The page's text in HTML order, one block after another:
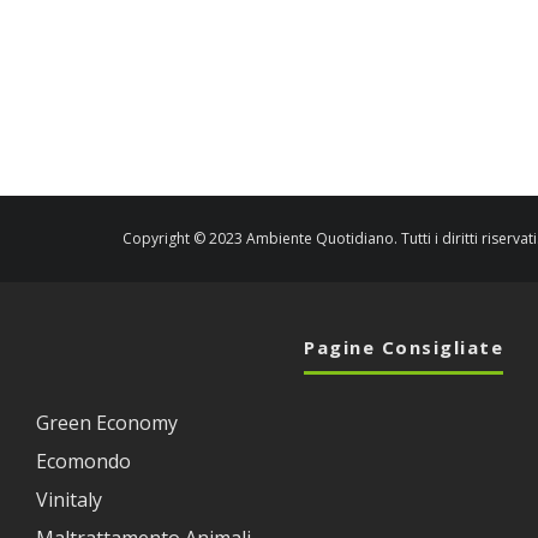
Copyright © 2023 Ambiente Quotidiano. Tutti i diritti riservati.
Pagine Consigliate
Green Economy
Ecomondo
Vinitaly